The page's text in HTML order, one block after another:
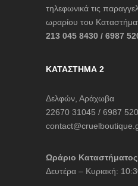
τηλεφωνικά τις
ωραρίου του
213 045 8430 / 6987
ΚΑΤΆΣΤΗΜΑ 2
Δελφών, Αράχωβα
22670 31045 / 6987
Ωράριο
Δευτέρα – Κυριακή: